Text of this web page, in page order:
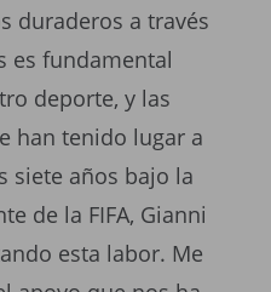
duraderos a través
es fundamental
deporte, y las
han tenido lugar a
siete años bajo la
de la FIFA, Gianni
esta labor. Me